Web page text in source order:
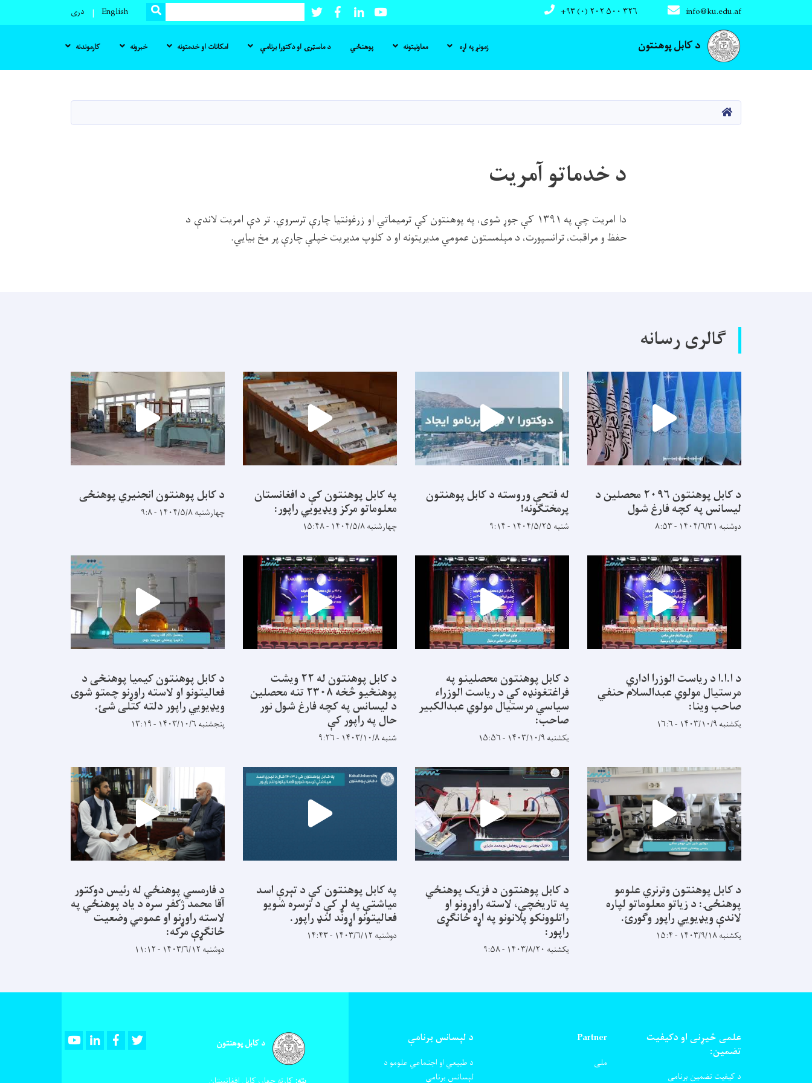
د کابل پوهنتون
info@ku.edu.af +۹۳ (۰) ۲۰۲ ۵۰۰ ۳۲۶ Youtube
LinkedIn
Facebook
Twitter
لټون SEARCH
English دری
Main navigation
زمونږ په اړه معاونیتونه پوهنځي د ماسټرۍ او دکتورا برنامې امکانات او خدمتونه خبرونه کارموندنه
کور
د خدماتو آمریت
دا امريت چې په ۱۳۹۱ کې جوړ شوی، په پوهنتون کې ترميماتي او زرغونتيا چارې ترسروي. تر دې امريت لاندې د
حفظ و مراقبت، ترانسپورت، د مېلمستون عمومي مديريتونه او د کلوپ مديريت خپلې چارې پر مخ بيايي.
گالری رسانه
د کابل پوهنتون ۲۰۹۶ محصلین د
لیسانس په کچه فارغ شول
دوشنبه ۱۴۰۴/۶/۳۱ - ۸:۵۳
له فتحې وروسته د کابل پوهنتون
پرمختګونه!
شنبه ۱۴۰۴/۵/۲۵ - ۹:۱۴
په کابل پوهنتون کې د افغانستان
معلوماتو مرکز ویډیويي راپور:
چهارشنبه ۱۴۰۴/۵/۸ - ۱۵:۴۸
د کابل پوهنتون انجنیري پوهنځی
چهارشنبه ۱۴۰۴/۵/۸ - ۹:۸
د ا.ا.ا د ریاست الوزرا اداري
مرستیال مولوي عبدالسلام حنفي
صاحب وینا:
یکشنبه ۱۴۰۳/۱۰/۹ - ۱۶:۶
د کابل پوهنتون محصلینو په
فراغتغونډه کې د ریاست الوزراء
سیاسي مرستیال مولوي عبدالکبیر
صاحب:
یکشنبه ۱۴۰۳/۱۰/۹ - ۱۵:۵۶
د کابل پوهنتون له ۲۲ ویشت
پوهنځیو څخه ۲۳۰۸ تنه محصلین
د لیسانس په کچه فارغ شول نور
حال په راپور کې
شنبه ۱۴۰۳/۱۰/۸ - ۹:۲۶
د کابل پوهنتون کیمیا پوهنځی د
فعالیتونو او لاسته راوړنو چمتو شوی
ویډیویي راپور دلته کتلی شئ.
پنجشنبه ۱۴۰۳/۱۰/۶ - ۱۳:۱۹
د کابل پوهنتون وترنري علومو
پوهنځۍ: د زیاتو معلوماتو لپاره
لاندې ویډیويي راپور وګورئ.
یکشنبه ۱۴۰۳/۹/۱۸ - ۱۵:۴
د کابل پوهنتون د فزیک پوهنځي
په تاریخچې، لاسته راوړونو او
راتلوونکو پلانونو په اړه ځانګړی
راپور:
یکشنبه ۱۴۰۳/۸/۲۰ - ۹:۵۸
په کابل پوهنتون کې د تېرې اسد
میاشتې په لړ کې د ترسره شویو
فعالیتونو اړوند لنډ راپور.
دوشنبه ۱۴۰۳/۶/۱۲ - ۱۴:۴۳
د فارمسي پوهنځي له رئیس دوکتور
آقا محمد ژکفر سره د یاد پوهنځي په
لاسته راوړنو او عمومي وضعیت
ځانګړې مرکه:
دوشنبه ۱۴۰۳/۶/۱۲ - ۱۱:۱۲
علمی څیړنی او دکیفیت
تضمین:
د کیفیت تضمین برنامی
Partner
ملی
د لېسانس برنامې
د طبیعي او اجتماعي علومو د
لېسانس برنامې
د کابل پوهنتون YoutubeLinkedInFacebook